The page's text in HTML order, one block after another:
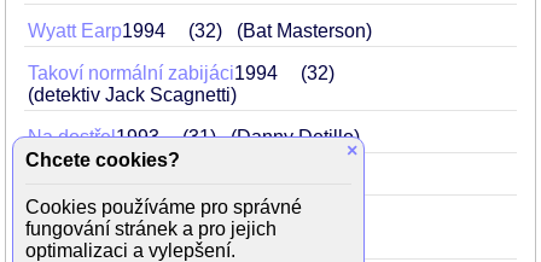
Wyatt Earp1994 32 (Bat Masterson)
Takoví normální zabijáci1994
32
(detektiv Jack Scagnetti)
Na dostřel1993 31 (Danny Detillo)
Přepadení ve vzduchu1992
(Sly Delvecchio)
×
Chcete cookies?
Cookies používáme pro správné
fungování stránek a pro jejich
optimalizaci a vylepšení.